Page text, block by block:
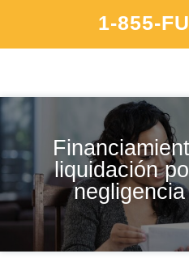
1-855-
liquidación